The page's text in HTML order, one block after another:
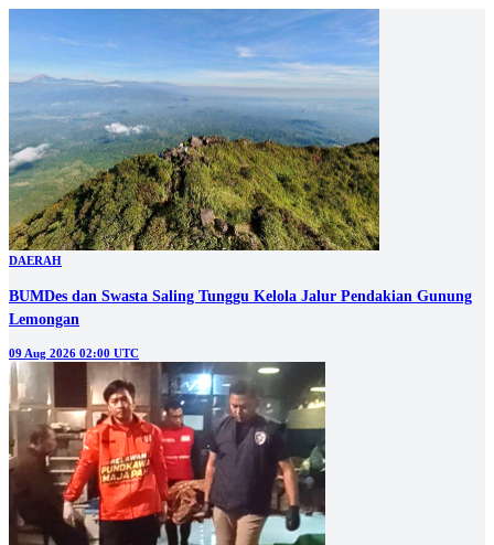
DAERAH
BUMDes dan Swasta Saling Tunggu Kelola Jalur Pendakian Gunung
Lemongan
09 Aug 2026 02:00 UTC